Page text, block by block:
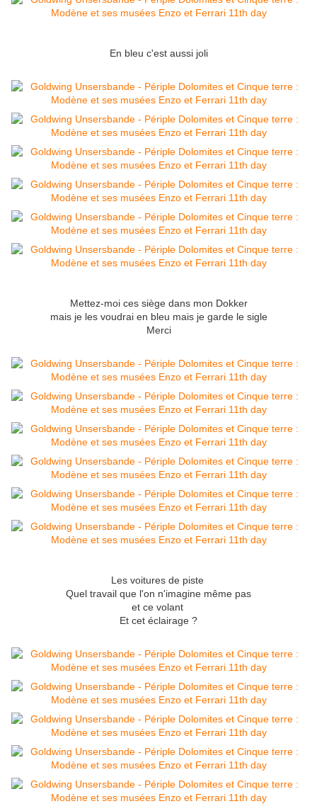
En bleu c'est aussi joli
Mettez-moi ces siège dans mon Dokker
mais je les voudrai en bleu mais je garde le sigle
Merci
Les voitures de piste
Quel travail que l'on n'imagine même pas
et ce volant
Et cet éclairage ?